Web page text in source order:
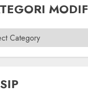
MODIF